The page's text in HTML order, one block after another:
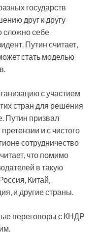
государств
друг к другу
сложно себе
Путин считает,
стать моделью
с участием
стран для решения
Путин призвал
и с чистого
сотрудничество
что помимо
в такую
Китай,
и другие страны.
переговоры с КНДР